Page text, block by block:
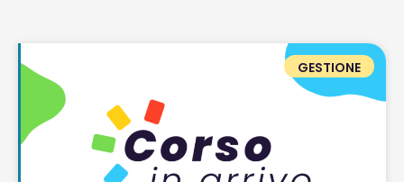
GESTIONE